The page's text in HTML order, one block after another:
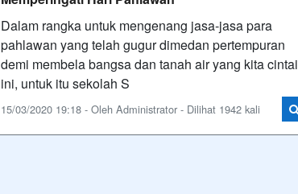
Dalam rangka untuk mengenang jasa-jasa para
pahlawan yang telah gugur dimedan pertempuran
demi membela bangsa dan tanah air yang kita cintai
ini, untuk itu sekolah S
15/03/2020 19:18 - Oleh Administrator - Dilihat 1942 kali